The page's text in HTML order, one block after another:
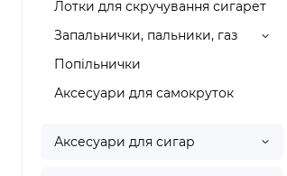
Лотки для скручування сигарет
Запальнички, пальники, газ
Попільнички
Аксесуари для самокруток
Аксесуари для сигар